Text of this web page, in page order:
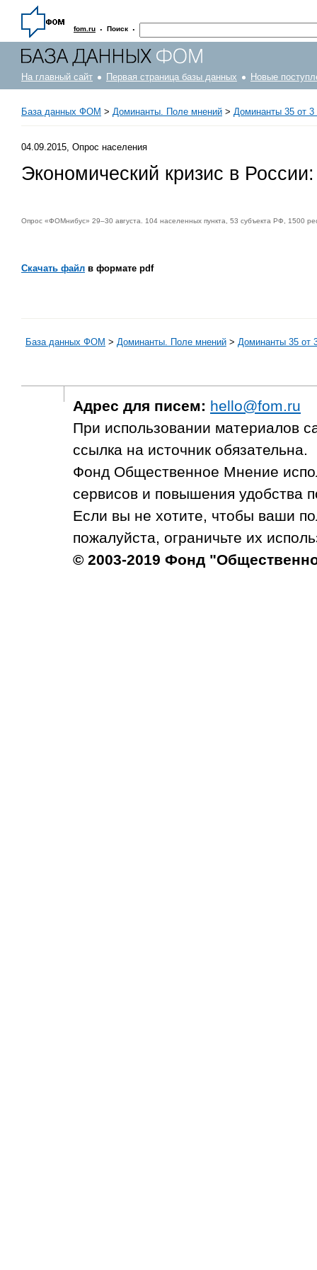
fom.ru · Поиск ·
На главный сайт Первая страница базы данных Новые
База данных ФОМ > Доминанты. Поле мнений > Доминанты 35 от 3
04.09.2015, Опрос населения
Экономический кризис в
Опрос «ФОМнибус» 29–30 августа. 104 населенных пункта, 53 субъекта РФ, 1500
Скачать файл в формате pdf
База данных ФОМ > Доминанты. Поле мнений > Доминанты 35 от
Адрес для писем: hello@fom.ru
При использовании материалов
ссылка на источник обязательна.
Фонд Общественное Мнение
сервисов и повышения удобства
Если вы не хотите, чтобы ваши
пожалуйста, ограничьте их
© 2003-2019 Фонд